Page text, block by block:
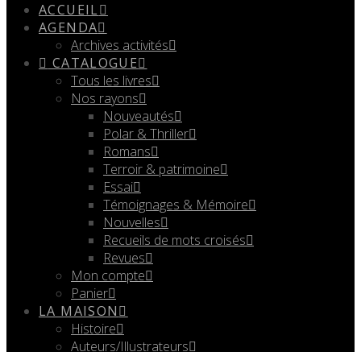
ACCUEIL
AGENDA
Archives activités
CATALOGUE
Tous les livres
Nos rayons
Nouveautés
Polar & Thriller
Romans
Terroir & patrimoine
Essai
Témoignages & Mémoire
Nouvelles
Recueils de mots croisés
Revues
Mon compte
Panier
LA MAISON
Histoire
Auteurs/Illustrateurs